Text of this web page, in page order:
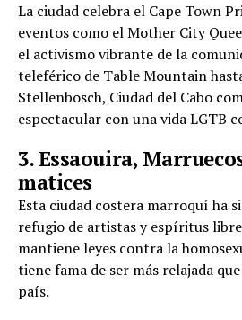
La ciudad celebra el Cape Town
eventos como el Mother City
el activismo vibrante de la
teleférico de Table Mountain
Stellenbosch, Ciudad del Cabo
espectacular con una vida LGTB
3. Essaouira,
matices
Esta ciudad costera marroquí ha
refugio de artistas y espíritus
mantiene leyes contra la
tiene fama de ser más relajada
país.